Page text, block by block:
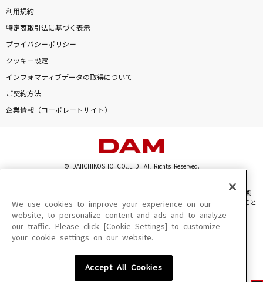
利用規約
特定商取引法に基づく表示
プライバシーポリシー
クッキー設定
インフォマティブデータの取得について
ご契約方法
企業情報（コーポレートサイト）
© DAIICHIKOSHO CO.,LTD. All Rights Reserved.
このサイトに掲載されている一切の文章・画像・写真・動画・音声等を、手段や形態
を問わず、著作権法の定める範囲を超えて無断で複製、転載、ファイル化などすること
を禁じます。
楽曲及びコンテンツは、機種によりご利用いただけない場合があります。
楽曲及びコンテンツの配信日、配信内容が変更になる場合があります。
We use cookies to improve your experience on our
website, to personalize content and ads and to analyze
our traffic. Please click [Cookie Settings] to customize
your cookie settings on our website.
Accept All Cookies